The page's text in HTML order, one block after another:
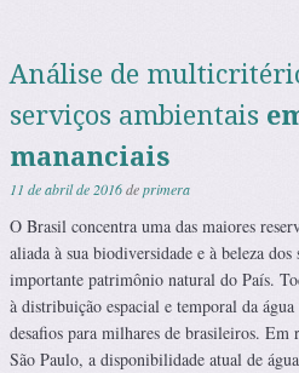
Análise de
serviços ambientais
mananciais
11 de abril de 2016deprimera
O Brasil concentra uma das maiores
aliada à sua biodiversidade e à beleza
importante patrimônio natural do País.
à distribuição espacial e temporal da
desafios para milhares de brasileiros.
São Paulo, a disponibilidade atual de